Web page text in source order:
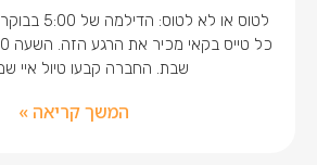
לטוס או לא
שבת. החברה קבעו טיול איי
המשך קריאה »